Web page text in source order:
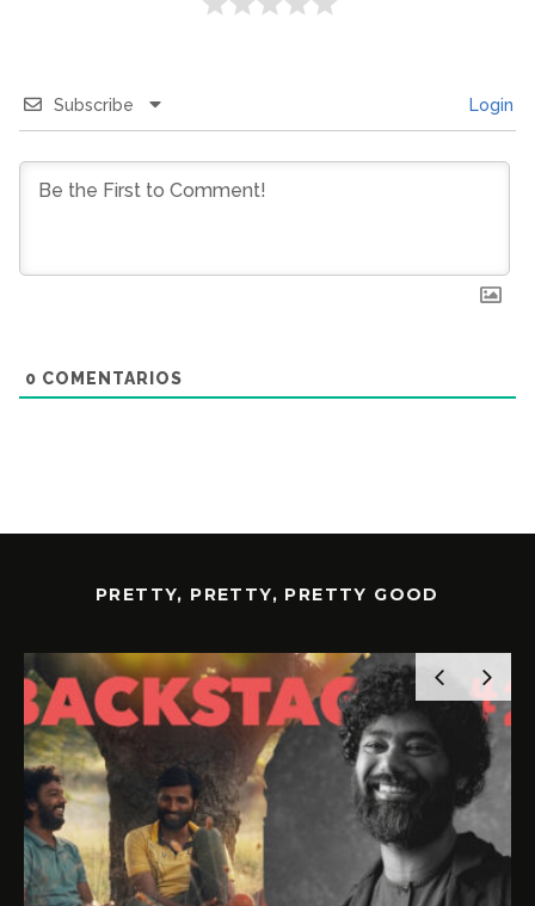
Subscribe Login
0 COMENTARIOS
PRETTY, PRETTY, PRETTY GOOD